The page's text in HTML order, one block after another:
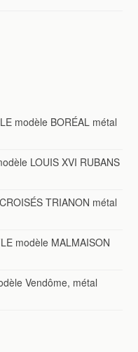
modèle BORÉAL métal
LOUIS XVI RUBANS
TRIANON métal
modèle MALMAISON
Vendôme, métal